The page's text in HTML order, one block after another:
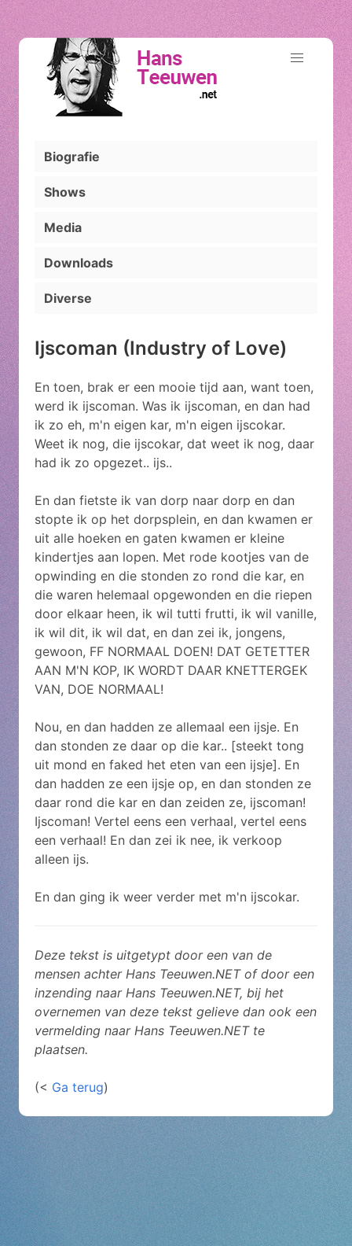
Biografie
Shows
Media
Downloads
Diverse
Ijscoman (Industry of Love)
En toen, brak er een mooie tijd aan, want toen,
werd ik ijscoman. Was ik ijscoman, en dan had
ik zo eh, m'n eigen kar, m'n eigen ijscokar.
Weet ik nog, die ijscokar, dat weet ik nog, daar
had ik zo opgezet.. ijs..
En dan fietste ik van dorp naar dorp en dan
stopte ik op het dorpsplein, en dan kwamen er
uit alle hoeken en gaten kwamen er kleine
kindertjes aan lopen. Met rode kootjes van de
opwinding en die stonden zo rond die kar, en
die waren helemaal opgewonden en die riepen
door elkaar heen, ik wil tutti frutti, ik wil vanille,
ik wil dit, ik wil dat, en dan zei ik, jongens,
gewoon, FF NORMAAL DOEN! DAT GETETTER
AAN M'N KOP, IK WORDT DAAR KNETTERGEK
VAN, DOE NORMAAL!
Nou, en dan hadden ze allemaal een ijsje. En
dan stonden ze daar op die kar.. [steekt tong
uit mond en faked het eten van een ijsje]. En
dan hadden ze een ijsje op, en dan stonden ze
daar rond die kar en dan zeiden ze, ijscoman!
Ijscoman! Vertel eens een verhaal, vertel eens
een verhaal! En dan zei ik nee, ik verkoop
alleen ijs.
En dan ging ik weer verder met m'n ijscokar.
Deze tekst is uitgetypt door een van de
mensen achter Hans Teeuwen.NET of door een
inzending naar Hans Teeuwen.NET, bij het
overnemen van deze tekst gelieve dan ook een
vermelding naar Hans Teeuwen.NET te
plaatsen.
(< Ga terug)